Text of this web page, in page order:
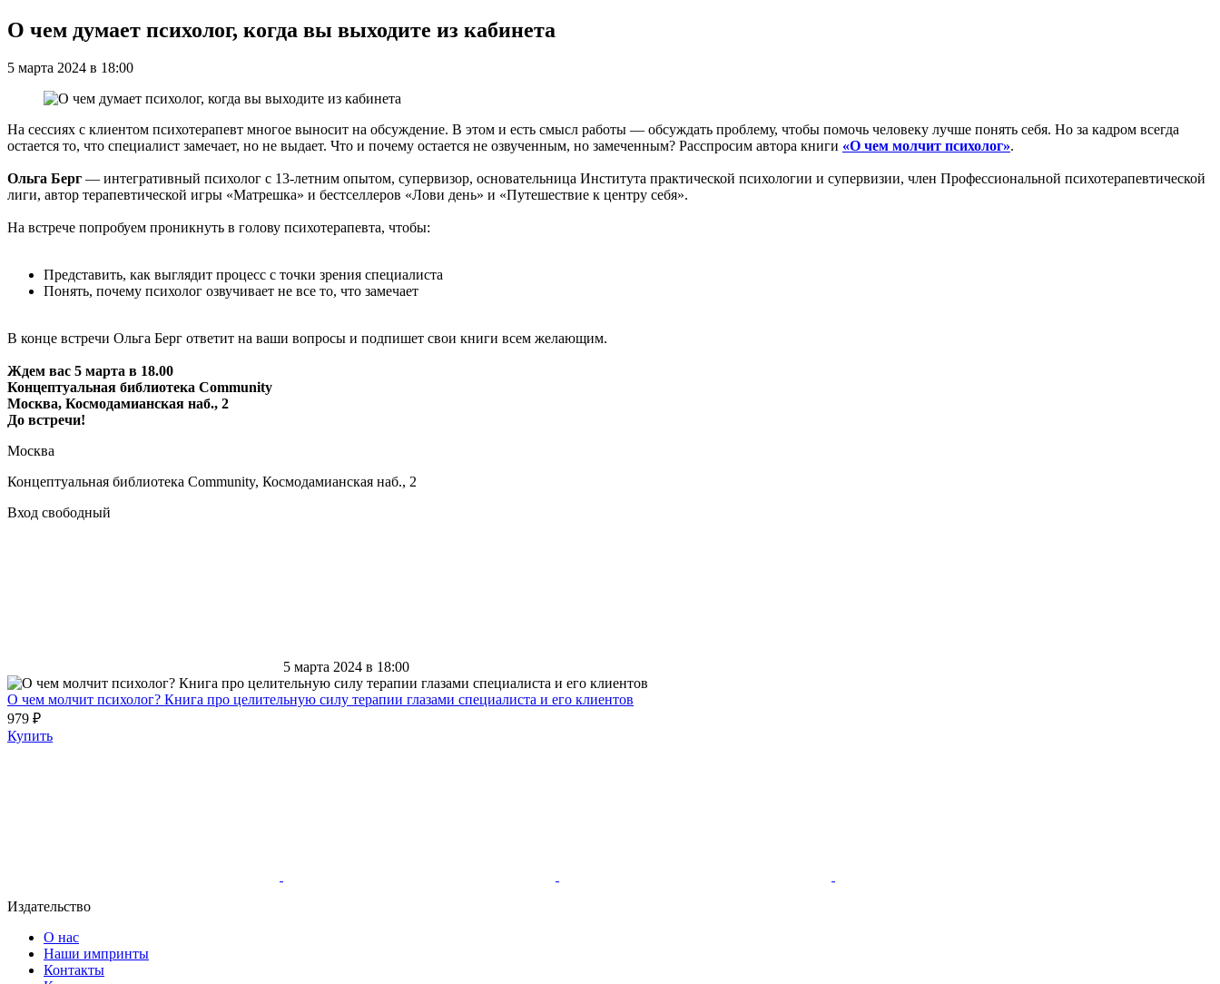
О чем думает психолог, когда вы выходите из кабинета
5 марта 2024 в 18:00
На сессиях с клиентом психотерапевт многое выносит на обсуждение. В этом и есть смысл работы — обсуждать проблему, чтобы помочь человеку лучше понять себя. Но за кадром всегда
остается то, что специалист замечает, но не выдает. Что и почему остается не озвученным, но замеченным? Расспросим автора книги «О чем молчит психолог».
Ольга Берг — интегративный психолог с 13-летним опытом, супервизор, основательница Института практической психологии и супервизии, член Профессиональной психотерапевтической
лиги, автор терапевтической игры «Матрешка» и бестселлеров «Лови день» и «Путешествие к центру себя».
На встрече попробуем проникнуть в голову психотерапевта, чтобы:
Представить, как выглядит процесс с точки зрения специалиста
Понять, почему психолог озвучивает не все то, что замечает
В конце встречи Ольга Берг ответит на ваши вопросы и подпишет свои книги всем желающим.
Ждем вас 5 марта в 18.00
Концептуальная библиотека Community
Москва, Космодамианская наб., 2
До встречи!
Москва
Концептуальная библиотека Community, Космодамианская наб., 2
Вход свободный
5 марта 2024 в 18:00
О чем молчит психолог? Книга про целительную силу терапии глазами специалиста и его клиентов
979 ₽
Купить
Издательство
О нас
Наши импринты
Контакты